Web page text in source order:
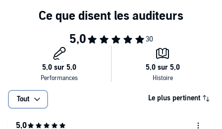
harmonieuse et plus satisfaisante.
Tout Le plus pertinent